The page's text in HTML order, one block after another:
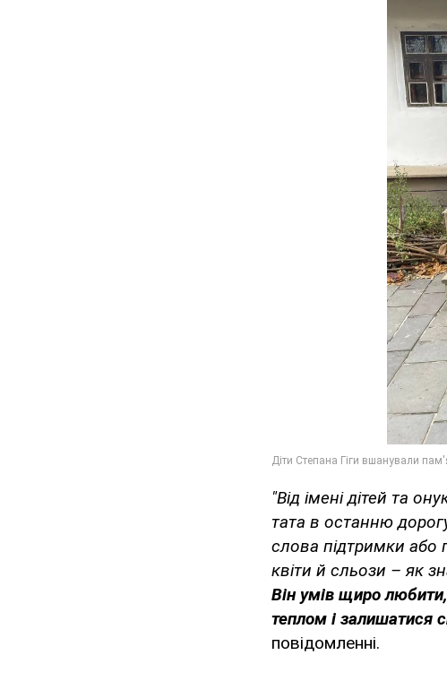
"Від імені дітей та
тата в останню
слова підтримки або
квіти й сльози – як
Він умів щиро
теплом і залишатися
повідомленні.